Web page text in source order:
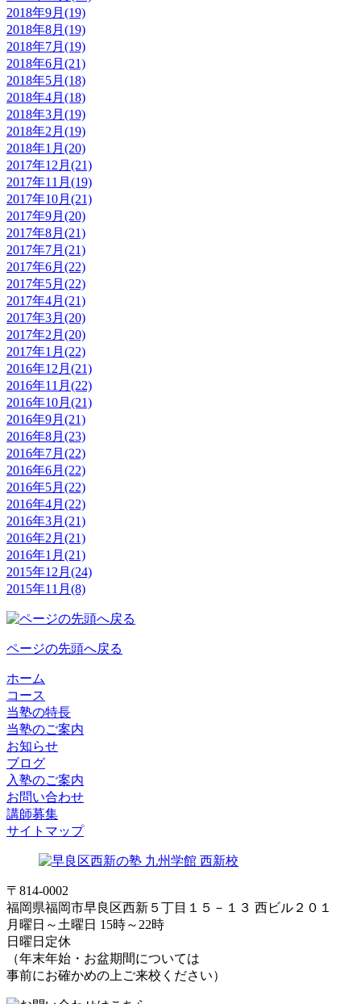
2018年9月(19)
2018年8月(19)
2018年7月(19)
2018年6月(21)
2018年5月(18)
2018年4月(18)
2018年3月(19)
2018年2月(19)
2018年1月(20)
2017年12月(21)
2017年11月(19)
2017年10月(21)
2017年9月(20)
2017年8月(21)
2017年7月(21)
2017年6月(22)
2017年5月(22)
2017年4月(21)
2017年3月(20)
2017年2月(20)
2017年1月(22)
2016年12月(21)
2016年11月(22)
2016年10月(21)
2016年9月(21)
2016年8月(23)
2016年7月(22)
2016年6月(22)
2016年5月(22)
2016年4月(22)
2016年3月(21)
2016年2月(21)
2016年1月(21)
2015年12月(24)
2015年11月(8)
ページの先頭へ戻る
ホーム
コース
当塾の特長
当塾のご案内
お知らせ
ブログ
入塾のご案内
お問い合わせ
講師募集
サイトマップ
〒814-0002
福岡県福岡市早良区西新５丁目１５－１３ 西ビル２０１
月曜日～土曜日 15時～22時
日曜日定休
（年末年始・お盆期間については
事前にお確かめの上ご来校ください）